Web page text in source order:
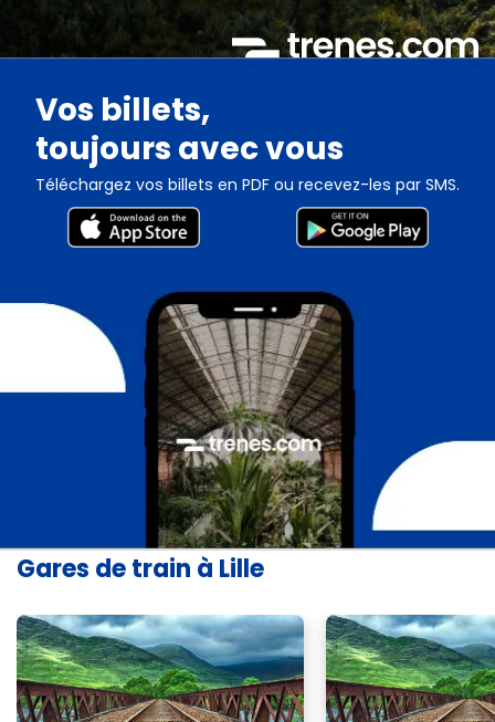
Vos billets,
toujours avec vous
Téléchargez vos billets en PDF ou recevez-les par SMS.
Gares de train à Lille